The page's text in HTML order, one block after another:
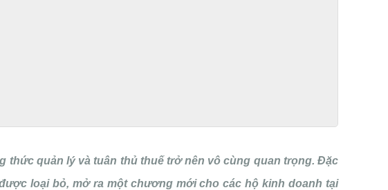
thức quản lý và tuân thủ thuế trở nên vô cùng quan trọng. Đặc
loại bỏ, mở ra một chương mới cho các hộ kinh doanh tại